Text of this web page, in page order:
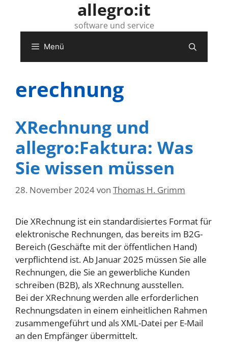
springen
allegro:it
software und service
Menü
erechnung
XRechnung und
allegro:Faktura: Was
Sie wissen müssen
28. November 2024von Thomas H. Grimm
Die XRechnung ist ein standardisiertes Format für
elektronische Rechnungen, das bereits im B2G-
Bereich (Geschäfte mit der öffentlichen Hand)
verpflichtend ist. Ab Januar 2025 müssen Sie alle
Rechnungen, die Sie an gewerbliche Kunden
schreiben (B2B), als XRechnung ausstellen.
Bei der XRechnung werden alle erforderlichen
Rechnungsdaten in einem einheitlichen Rahmen
zusammengeführt und als XML-Datei per E-Mail
an den Empfänger übermittelt.